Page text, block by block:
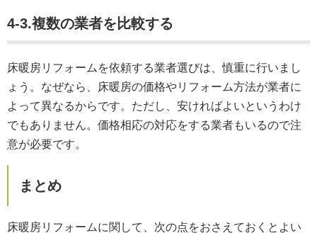
4-3.複数の業者を比較する
床暖房リフォームを依頼する業者選びは、慎重に行いまし
ょう。なぜなら、床暖房の価格やリフォーム方法が業者に
よって異なるからです。ただし、安ければよいというわけ
でもありません。価格相応の対応をする業者もいるので注
意が必要です。
まとめ
床暖房リフォームに関して、次の点をおさえておくとよい